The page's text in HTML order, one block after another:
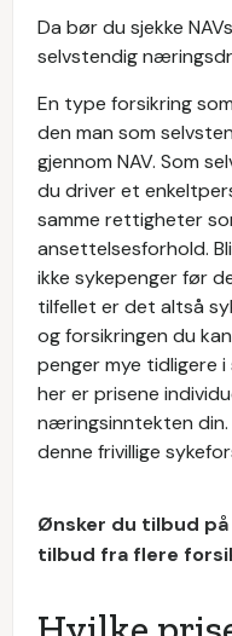
Da bør du sjekke
selvstendig
En type forsikring
den man som
gjennom NAV. Som
du driver et
samme rettigheter
ansettelsesforhold.
ikke sykepenger før
tilfellet er det altså
og forsikringen du
penger mye tidligere
her er prisene
næringsinntekten din.
denne frivillige
Ønsker du tilbud
tilbud fra flere